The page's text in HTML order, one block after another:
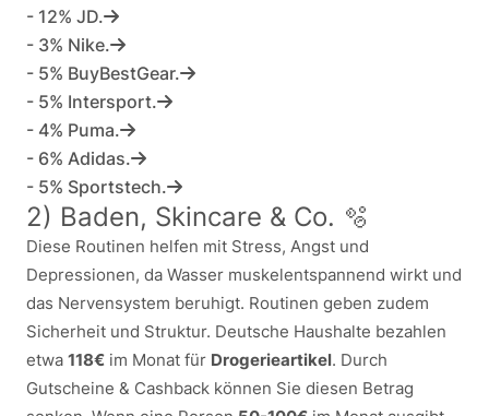
- 12% JD.
- 3% Nike.
- 5% BuyBestGear.
- 5% Intersport.
- 4% Puma.
- 6% Adidas.
- 5% Sportstech.
2) Baden, Skincare & Co. 🫧
Diese Routinen helfen mit Stress, Angst und
Depressionen, da Wasser muskelentspannend wirkt und
das Nervensystem beruhigt. Routinen geben zudem
Sicherheit und Struktur. Deutsche Haushalte bezahlen
etwa 118€ im Monat für Drogerieartikel. Durch
Gutscheine & Cashback können Sie diesen Betrag